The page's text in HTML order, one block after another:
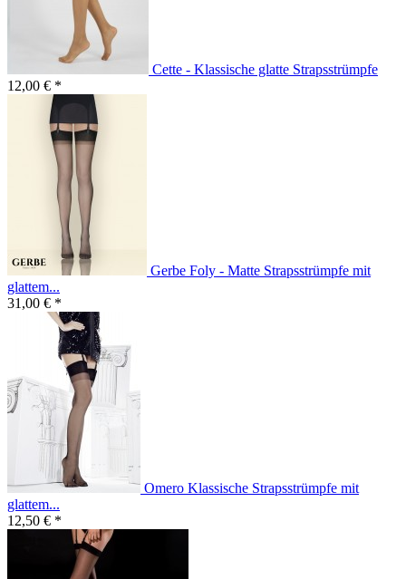
Cette - Klassische glatte Strapsstrümpfe
12,00 € *
Gerbe Foly - Matte Strapsstrümpfe mit
glattem...
31,00 € *
Omero Klassische Strapsstrümpfe mit
glattem...
12,50 € *